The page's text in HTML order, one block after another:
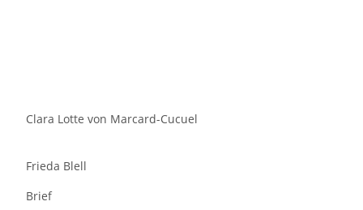
Clara Lotte von Marcard-Cucuel
Frieda Blell
Brief